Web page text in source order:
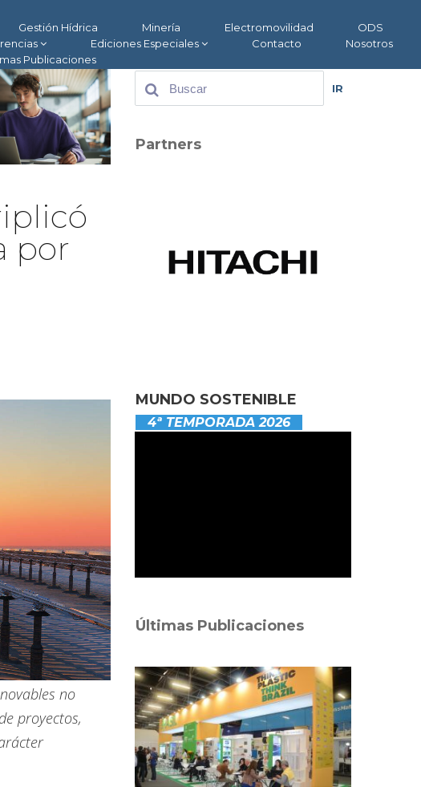
Gestión Hídrica Minería Electromovilidad
ODS
Ediciones Especiales Contacto
Nosotros
Publicaciones
por
no
proyectos,
IR
Partners
MUNDO SOSTENIBLE
4ª TEMPORADA 2026
Últimas Publicaciones